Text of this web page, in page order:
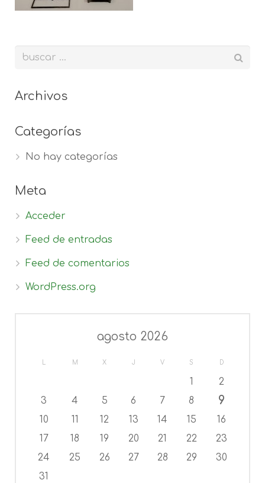
Archivos
Categorías
No hay categorías
Meta
Acceder
Feed de entradas
Feed de comentarios
WordPress.org
agosto 2026
M X J V S D
1
2
3
4 5 6 7 8 9
10 11 12 13 14 15
16
17
18 19 20 21 22
23
24
25 26 27 28 29
30
31